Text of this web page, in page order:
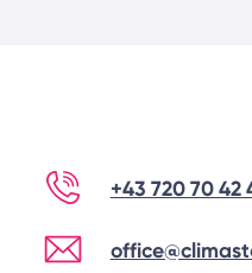
+43 720 70 42